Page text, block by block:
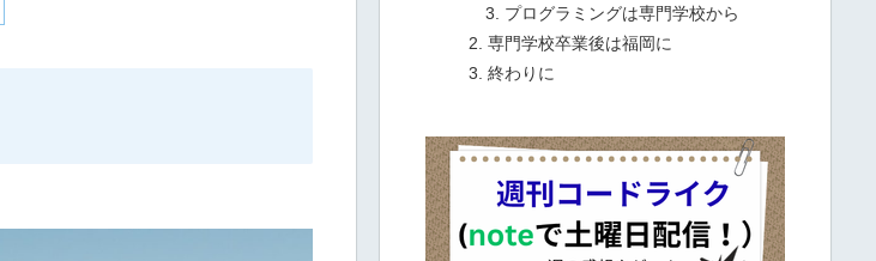
プログラミングは専門学校から
専門学校卒業後は福岡に
終わりに